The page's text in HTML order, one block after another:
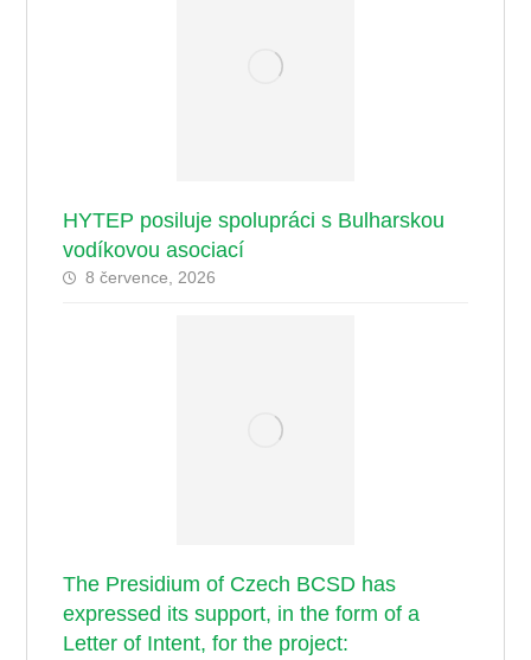
HYTEP posiluje spolupráci s Bulharskou
vodíkovou asociací
8 července, 2026
The Presidium of Czech BCSD has
expressed its support, in the form of a
Letter of Intent, for the project: